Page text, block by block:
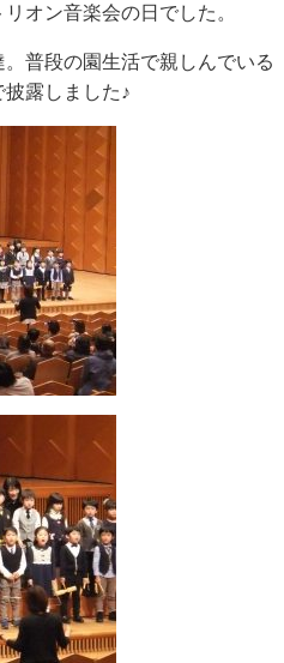
オン音楽会の日でした。
普段の園生活で親しんでいる
露しました♪